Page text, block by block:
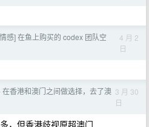
感] 在鱼上购买的 codex 团队空
4 月 2
日
在香港和澳门之间做选择，去了澳 3 月 30
日
，但香港歧视原超澳门